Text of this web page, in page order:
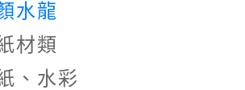
水龍
材類
、水彩